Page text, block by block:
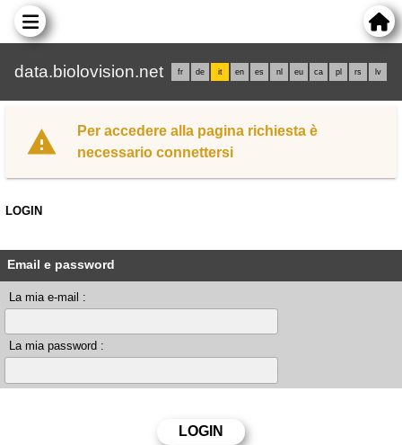
data.biolovision.net fr de it en es nl eu ca pl rs lv
Per accedere alla pagina richiesta è
necessario connettersi
LOGIN
Email e password
La mia e-mail :
La mia password :